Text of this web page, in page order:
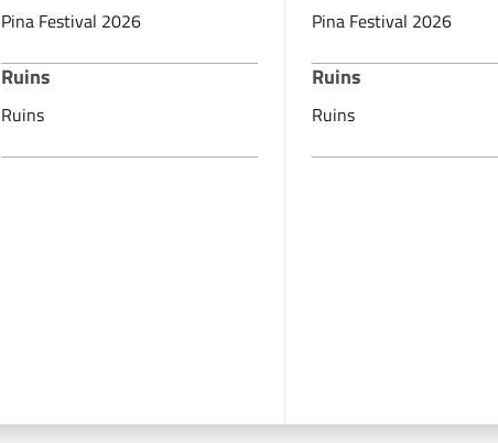
Pina Festival 2026
Ruins
Ruins
Pina Festival 2026
Ruins
Ruins